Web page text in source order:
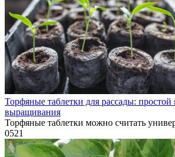
Торфяные таблетки для рассады:
выращивания
Торфяные таблетки можно считать
0521